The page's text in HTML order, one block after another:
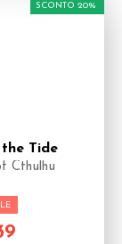
Tide
Cthulhu
SCONTO 20%